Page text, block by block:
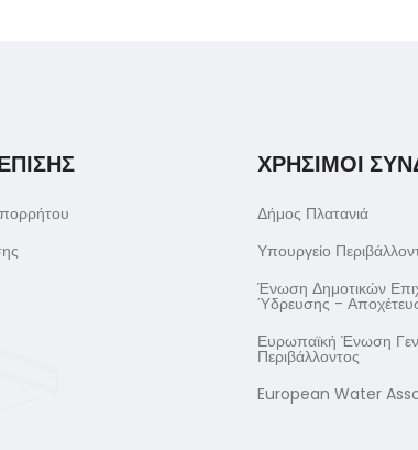
ΧΡΗΣΙΜΟΙ
Δήμος Πλατανιά
Υπουργείο
Ένωση Δημοτικών
Ύδρευσης -
Ευρωπαϊκή Ένωση
Περιβάλλοντος
European Water